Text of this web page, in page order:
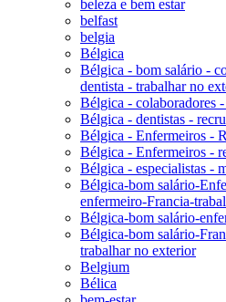
beleza e bem estar
belfast
belgia
Bélgica
Bélgica - bom salário -
dentista - trabalhar no
Bélgica - colaboradores
Bélgica - dentistas -
Bélgica - Enfermeiros -
Bélgica - Enfermeiros -
Bélgica - especialistas -
Bélgica-bom salário-
enfermeiro-Francia-
Bélgica-bom salário-
Bélgica-bom salário-
trabalhar no exterior
Belgium
Bélica